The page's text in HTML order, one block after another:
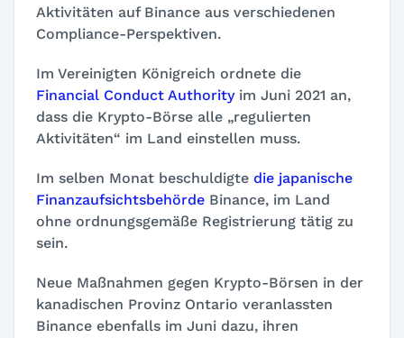
Aktivitäten auf Binance aus verschiedenen
Compliance-Perspektiven.
Im Vereinigten Königreich ordnete die
Financial Conduct Authorityim Juni 2021 an,
dass die Krypto-Börse alle „regulierten
Aktivitäten“ im Land einstellen muss.
Im selben Monat beschuldigte die japanische
Finanzaufsichtsbehörde Binance, im Land
ohne ordnungsgemäße Registrierung tätig zu
sein.
Neue Maßnahmen gegen Krypto-Börsen in der
kanadischen Provinz Ontario veranlassten
Binance ebenfalls im Juni dazu, ihren